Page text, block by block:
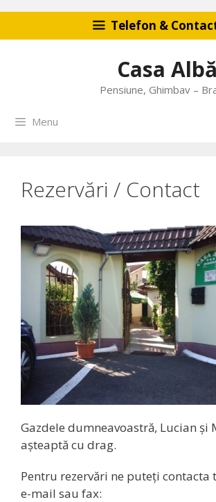
la
Telefon &
Casa Albă
Pensiune, Ghimbav –
Menu
Rezervări / Contact
Gazdele dumneavoastră, Lucian și
așteaptă cu drag.
Pentru rezervări ne puteți contacta
e-mail sau fax: